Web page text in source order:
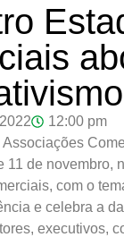
12:00 pm
11 de novembro,
com o
e celebra a
executivos,